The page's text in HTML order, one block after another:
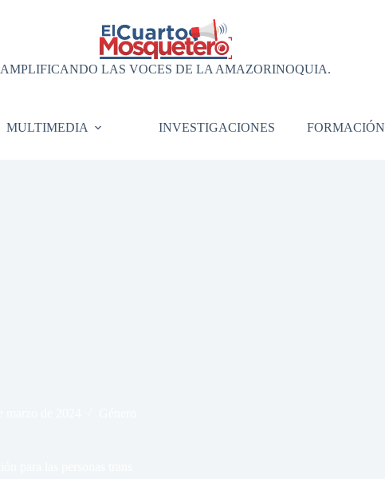
AMPLIFICANDO LAS VOCES DE LA AMAZORINOQUIA.
MULTIMEDIA INVESTIGACIONES FORMACIÓN